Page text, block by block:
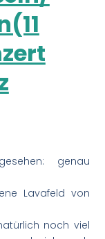
genau
Lavafeld von
noch viel